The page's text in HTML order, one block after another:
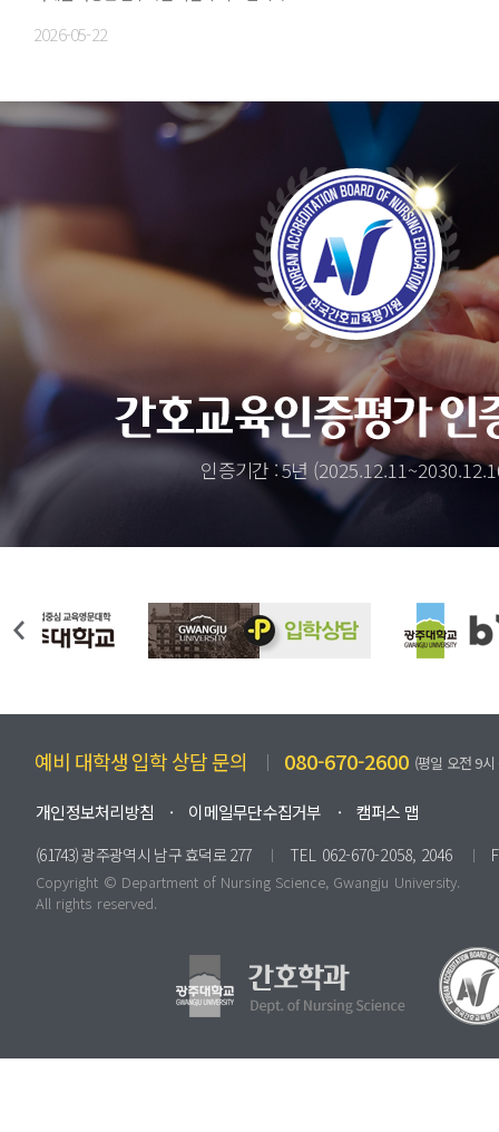
2026-05-22
인증기간 : 5년
예비 대학생 입학 상담 문의 080-670-2600 (평일 오전 9
개인정보처리방침 이메일무단수집거부 캠퍼스 맵
(61743) 광주광역시 남구 효덕로 277 TEL 062-670-2058, 2046
Copyright © Department of Nursing Science, Gwangju University.
All rights reserved.